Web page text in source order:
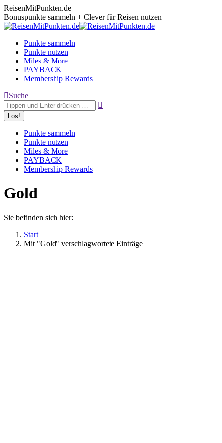
Zum
Inhalt
springen
ReisenMitPunkten.de
Bonuspunkte sammeln + Clever für Reisen nutzen
Punkte sammeln
Punkte nutzen
Miles & More
PAYBACK
Membership Rewards
Search:
Suche
Punkte sammeln
Punkte nutzen
Miles & More
PAYBACK
Membership Rewards
Gold
Sie befinden sich hier:
Start
Mit "Gold" verschlagwortete Einträge